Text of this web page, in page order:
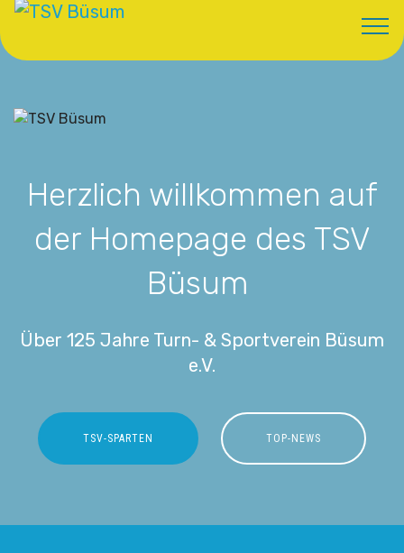
Herzlich willkommen auf
der Homepage des TSV
Büsum
Über 125 Jahre Turn- & Sportverein Büsum
e.V.
TSV-SPARTEN TOP-NEWS